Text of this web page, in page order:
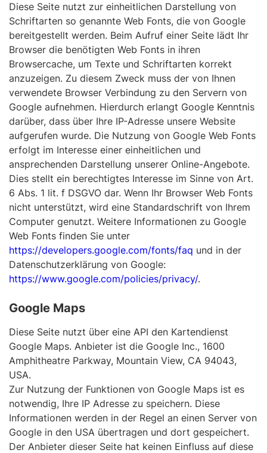
Diese Seite nutzt zur einheitlichen Darstellung von
Schriftarten so genannte Web Fonts, die von Google
bereitgestellt werden. Beim Aufruf einer Seite lädt Ihr
Browser die benötigten Web Fonts in ihren
Browsercache, um Texte und Schriftarten korrekt
anzuzeigen. Zu diesem Zweck muss der von Ihnen
verwendete Browser Verbindung zu den Servern von
Google aufnehmen. Hierdurch erlangt Google Kenntnis
darüber, dass über Ihre IP-Adresse unsere Website
aufgerufen wurde. Die Nutzung von Google Web Fonts
erfolgt im Interesse einer einheitlichen und
ansprechenden Darstellung unserer Online-Angebote.
Dies stellt ein berechtigtes Interesse im Sinne von Art.
6 Abs. 1 lit. f DSGVO dar. Wenn Ihr Browser Web Fonts
nicht unterstützt, wird eine Standardschrift von Ihrem
Computer genutzt. Weitere Informationen zu Google
Web Fonts finden Sie unter
https://developers.google.com/fonts/faq und in der
Datenschutzerklärung von Google:
https://www.google.com/policies/privacy/.
Google Maps
Diese Seite nutzt über eine API den Kartendienst
Google Maps. Anbieter ist die Google Inc., 1600
Amphitheatre Parkway, Mountain View, CA 94043,
USA.
Zur Nutzung der Funktionen von Google Maps ist es
notwendig, Ihre IP Adresse zu speichern. Diese
Informationen werden in der Regel an einen Server von
Google in den USA übertragen und dort gespeichert.
Der Anbieter dieser Seite hat keinen Einfluss auf diese